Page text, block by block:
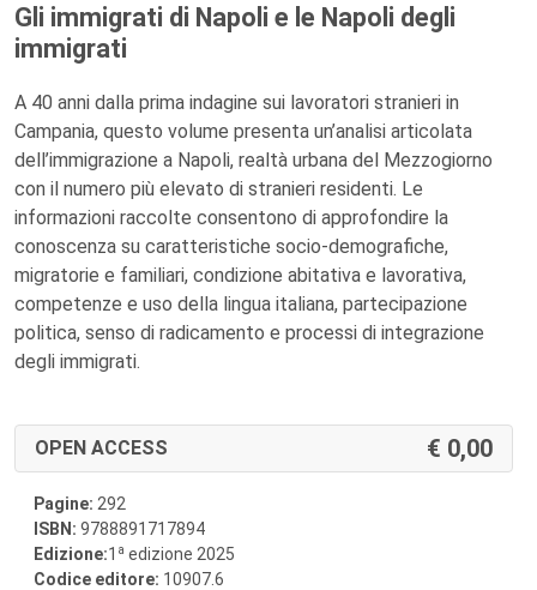
Gli immigrati di Napoli e le Napoli degli
immigrati
A 40 anni dalla prima indagine sui lavoratori stranieri in
Campania, questo volume presenta un’analisi articolata
dell’immigrazione a Napoli, realtà urbana del Mezzogiorno
con il numero più elevato di stranieri residenti. Le
informazioni raccolte consentono di approfondire la
conoscenza su caratteristiche socio-demografiche,
migratorie e familiari, condizione abitativa e lavorativa,
competenze e uso della lingua italiana, partecipazione
politica, senso di radicamento e processi di integrazione
degli immigrati.
OPEN ACCESS 0,00
Pagine: 292
ISBN: 9788891717894
Edizione:1 a edizione 2025
Codice editore: 10907.6